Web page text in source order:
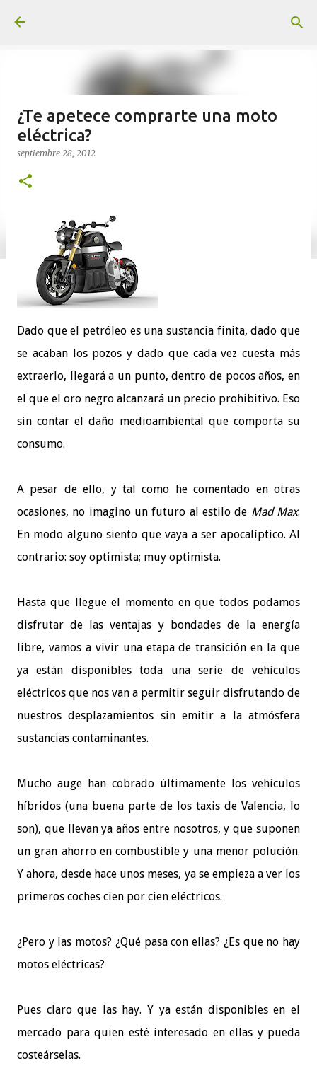
¿Te apetece comprarte una moto
eléctrica?
septiembre 28, 2012
Dado que el petróleo es una sustancia finita, dado que
se acaban los pozos y dado que cada vez cuesta más
extraerlo, llegará a un punto, dentro de pocos años, en
el que el oro negro alcanzará un precio prohibitivo. Eso
sin contar el daño medioambiental que comporta su
consumo.
A pesar de ello, y tal como he comentado en otras
ocasiones, no imagino un futuro al estilo de Mad Max.
En modo alguno siento que vaya a ser apocalíptico. Al
contrario: soy optimista; muy optimista.
Hasta que llegue el momento en que todos podamos
disfrutar de las ventajas y bondades de la energía
libre, vamos a vivir una etapa de transición en la que
ya están disponibles toda una serie de vehículos
eléctricos que nos van a permitir seguir disfrutando de
nuestros desplazamientos sin emitir a la atmósfera
sustancias contaminantes.
Mucho auge han cobrado últimamente los vehículos
híbridos (una buena parte de los taxis de Valencia, lo
son), que llevan ya años entre nosotros, y que suponen
un gran ahorro en combustible y una menor polución.
Y ahora, desde hace unos meses, ya se empieza a ver los
primeros coches cien por cien eléctricos.
¿Pero y las motos? ¿Qué pasa con ellas? ¿Es que no hay
motos eléctricas?
Pues claro que las hay. Y ya están disponibles en el
mercado para quien esté interesado en ellas y pueda
costeárselas.